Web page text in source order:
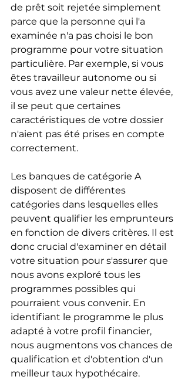
de prêt soit rejetée simplement
parce que la personne qui l'a
examinée n'a pas choisi le bon
programme pour votre situation
particulière. Par exemple, si vous
êtes travailleur autonome ou si
vous avez une valeur nette élevée,
il se peut que certaines
caractéristiques de votre dossier
n'aient pas été prises en compte
correctement.
Les banques de catégorie A
disposent de différentes
catégories dans lesquelles elles
peuvent qualifier les emprunteurs
en fonction de divers critères. Il est
donc crucial d'examiner en détail
votre situation pour s'assurer que
nous avons exploré tous les
programmes possibles qui
pourraient vous convenir. En
identifiant le programme le plus
adapté à votre profil financier,
nous augmentons vos chances de
qualification et d'obtention d'un
meilleur taux hypothécaire.